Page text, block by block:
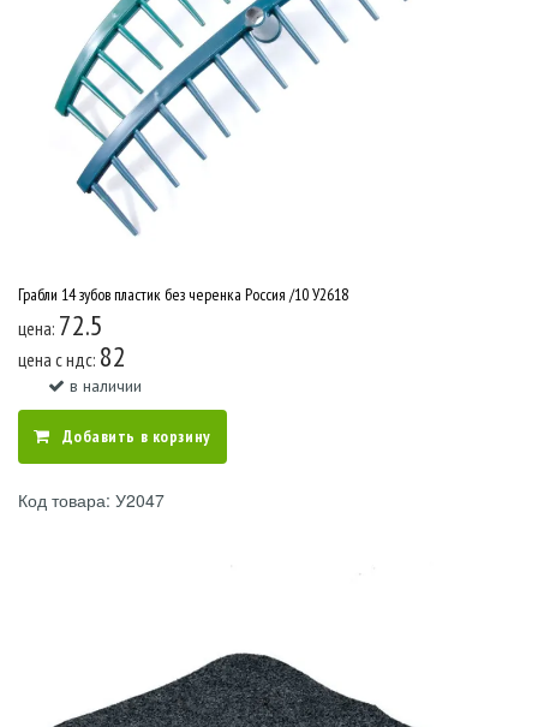
Грабли 14 зубов пластик без черенка Россия /10 У2618
цена: 72.5
цена c ндс: 82
в наличии
Добавить в корзину
Код товара: У2047